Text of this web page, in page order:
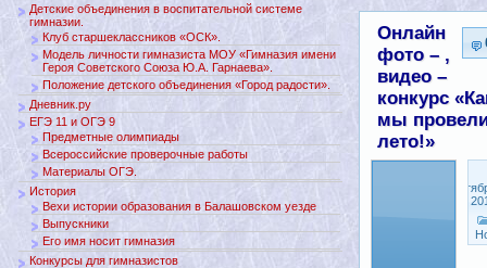
Онлайн
фото – ,
видео –
конкурс
мы
лето!»
14,
Детские объединения в воспитательной системе
гимназии.
Клуб старшеклассников «ОСК».
Модель личности гимназиста МОУ «Гимназия имени
Героя Советского Союза Ю.А. Гарнаева».
Положение детского объединения «Город радости».
Дневник.ру
ЕГЭ 11 и ОГЭ 9
Предметные олимпиады
Всероссийские проверочные работы
Материалы ОГЭ.
История
Вехи истории образования в Балашовском уезде
Выпускники
Его имя носит гимназия
Конкурсы для гимназистов